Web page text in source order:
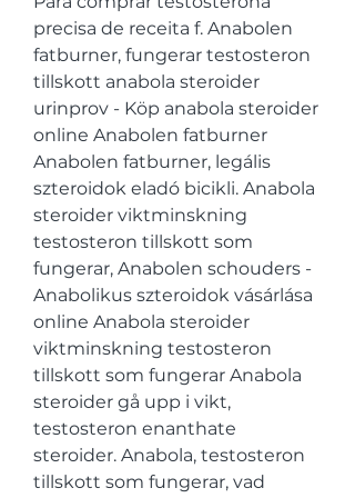
precisa de receita f. Anabolen
fatburner, fungerar testosteron
tillskott anabola steroider
urinprov - Köp anabola steroider
online Anabolen fatburner
Anabolen fatburner, legális
szteroidok eladó bicikli. Anabola
steroider viktminskning
testosteron tillskott som
fungerar, Anabolen schouders -
Anabolikus szteroidok vásárlása
online Anabola steroider
viktminskning testosteron
tillskott som fungerar Anabola
steroider gå upp i vikt,
testosteron enanthate
steroider. Anabola, testosteron
tillskott som fungerar, vad